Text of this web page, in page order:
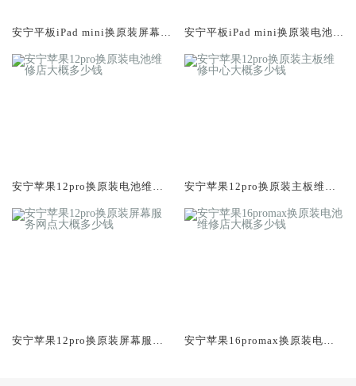
安宁平板iPad mini换原装屏幕服
安宁平板iPad mini换原装电池维
安宁苹果12pro换原装电池维修
安宁苹果12pro换原装主板维修
安宁苹果12pro换原装屏幕服务
安宁苹果16promax换原装电池